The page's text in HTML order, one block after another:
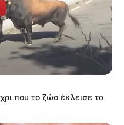
που το ζώο έκλεισε τα